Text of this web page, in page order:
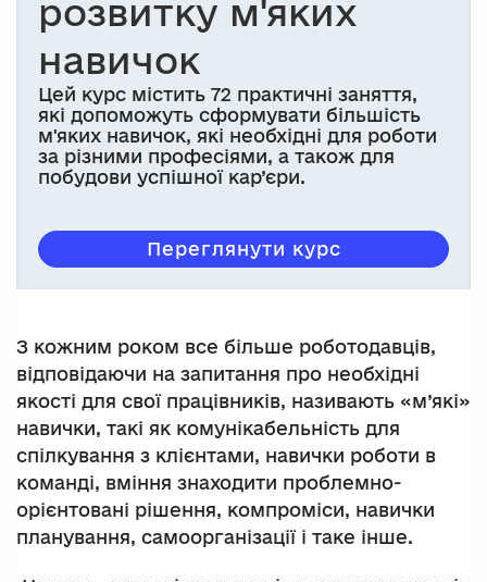
розвитку м'яких
навичок
Цей курс містить 72 практичні заняття,
які допоможуть сформувати більшість
м'яких навичок, які необхідні для роботи
за різними професіями, а також для
побудови успішної кар’єри.
Переглянути курс
З кожним роком все більше роботодавців,
відповідаючи на запитання про необхідні
якості для свої працівників, називають «м’які»
навички, такі як комунікабельність для
спілкування з клієнтами, навички роботи в
команді, вміння знаходити проблемно-
орієнтовані рішення, компроміси, навички
планування, самоорганізації і таке інше.